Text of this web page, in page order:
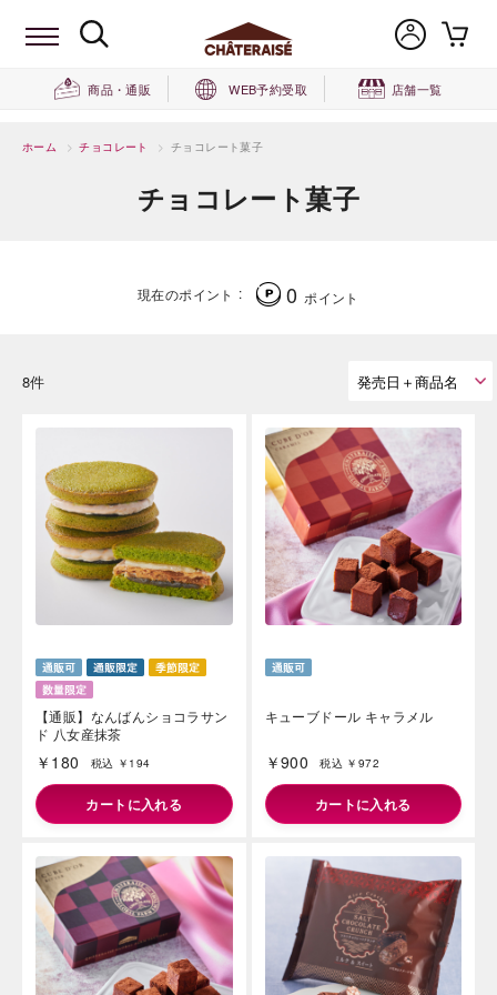
商品・通販 WEB予約受取 店舗一覧
ホーム > チョコレート > チョコレート菓子
チョコレート菓子
現在のポイント 0 ポイント
8件
【通販】なんばんショコラサン
ド 八女産抹茶
￥180 税込 ￥194
カートに入れる
キューブドール キャラメル
￥900 税込 ￥972
カートに入れる